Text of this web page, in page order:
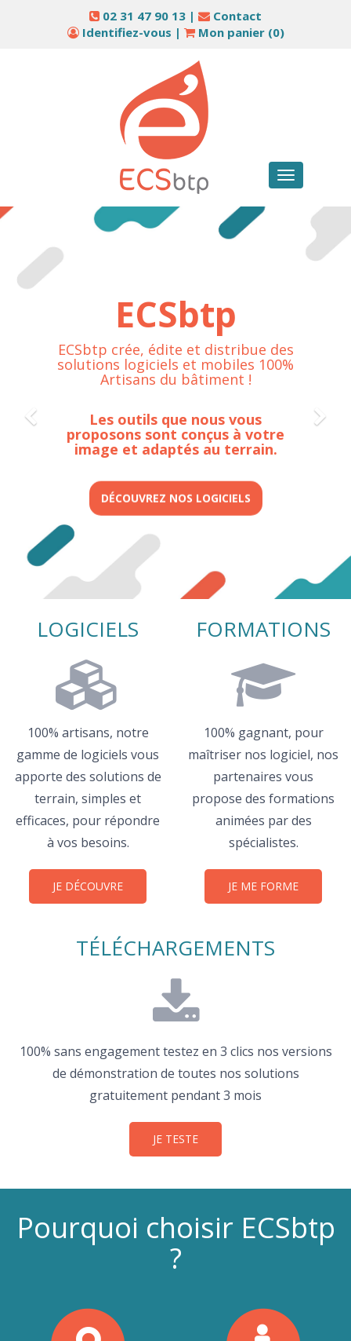
02 31 47 90 13 |
Contact
Identifiez-vous | Mon panier (0)
Toggle
ECSbtp
ECSbtp crée, édite et distribue des
solutions logiciels et mobiles 100%
Artisans du bâtiment !
Les outils que nous vous
proposons sont conçus à votre
image et adaptés au terrain.
DÉCOUVREZ NOS LOGICIELS
Previous
LOGICIELS
100% artisans, notre
gamme de logiciels vous
apporte des solutions de
terrain, simples et
efficaces, pour répondre
à vos besoins.
JE DÉCOUVRE
FORMATIONS
100% gagnant, pour
maîtriser nos logiciel, nos
partenaires vous
propose des formations
animées par des
spécialistes.
JE ME FORME
TÉLÉCHARGEMENTS
100% sans engagement testez en 3 clics nos versions
de démonstration de toutes nos solutions
gratuitement pendant 3 mois
JE TESTE
Pourquoi choisir ECSbtp
?